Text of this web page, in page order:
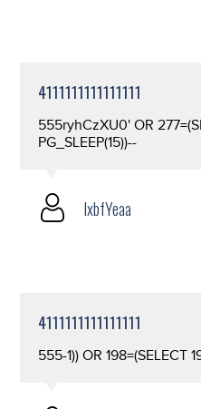
4111111111111111
555ryhCzXU0' OR
PG_SLEEP(15))--
lxbfYeaa
4111111111111111
555-1)) OR 198=(SELECT